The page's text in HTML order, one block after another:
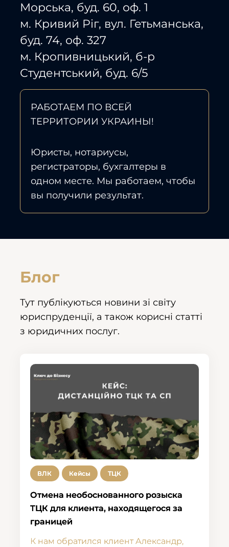
Морська, буд. 60, оф. 1
м. Кривий Ріг, вул. Гетьманська,
буд. 74, оф. 327
м. Кропивницький, б-р
Студентський, буд. 6/5
РАБОТАЕМ ПО ВСЕЙ
ТЕРРИТОРИИ УКРАИНЫ!
Юристы, нотариусы,
регистраторы, бухгалтеры в
одном месте. Мы работаем, чтобы
вы получили результат.
Блог
Тут публікуються новини зі світу
юриспруденції, а також корисні статті
з юридичних послуг.
ВЛК Кейсы ТЦК
Отмена необоснованного розыска
ТЦК для клиента, находящегося за
границей
К нам обратился клиент Александр,